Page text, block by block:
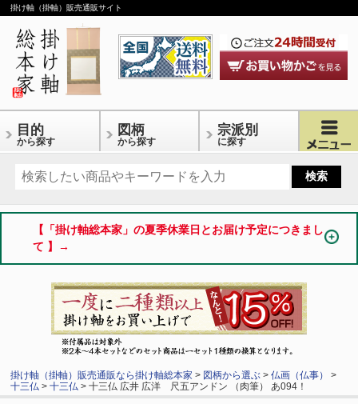
掛け軸（掛軸）販売通販サイト
目的
から探す
図柄
から探す
宗派別
に探す
【「掛け軸総本家」の夏季休業日とお届け予定につきまし
て 】→
掛け軸（掛軸）販売通販なら掛け軸総本家 > 図柄から選ぶ >仏画（仏事）
>
十三仏 >十三仏 > 十三仏 広井 広洋 尺五アンドン （肉筆） あ094！